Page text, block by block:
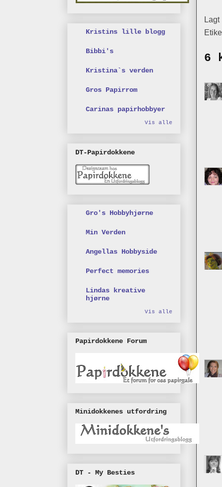
6
Kristins lille blogg
Bibbi's
Kristina`s verden
Gros Papirrom
Carinas papirhobbyer
Vis alle
DT-Papirdokkene
Gro's Hobbyhjørne
Min Verden
Angellas Hobbyside
Perfect memories
Lindas kreative
hjørne
Vis alle
Papirdokkene Forum
Minidokkenes utfordring
DT - My Besties